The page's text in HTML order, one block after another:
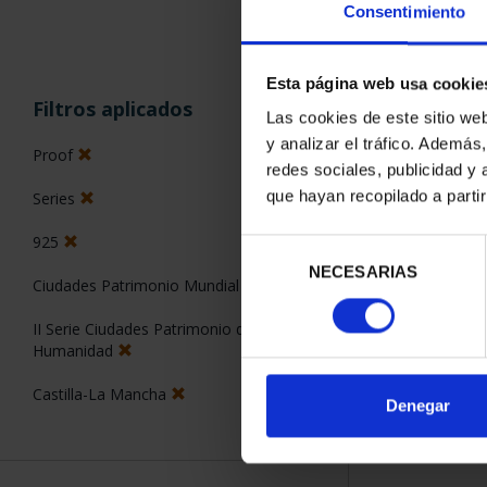
Consentimiento
Esta página web usa
Las cookies de este sitio
y analizar el tráfico.
redes sociales, publicidad y
que hayan recopilado a
consentimiento
NECESARIAS
Denegar
Filtros aplicados
Proof
Series
925
Ciudades Patrimonio Mundial
II Serie Ciudades Patrimonio de la
Humanidad
Castilla-La Mancha
ORDENAR POR:
1 Productos